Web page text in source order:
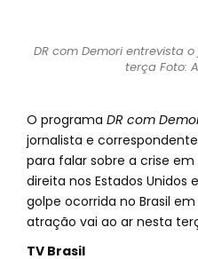
DR com Demori entrevista
terça Foto:
O programa DR com
jornalista e
para falar sobre a crise
direita nos Estados Unidos
golpe ocorrida no Brasil
atração vai ao ar nesta
TV Brasil